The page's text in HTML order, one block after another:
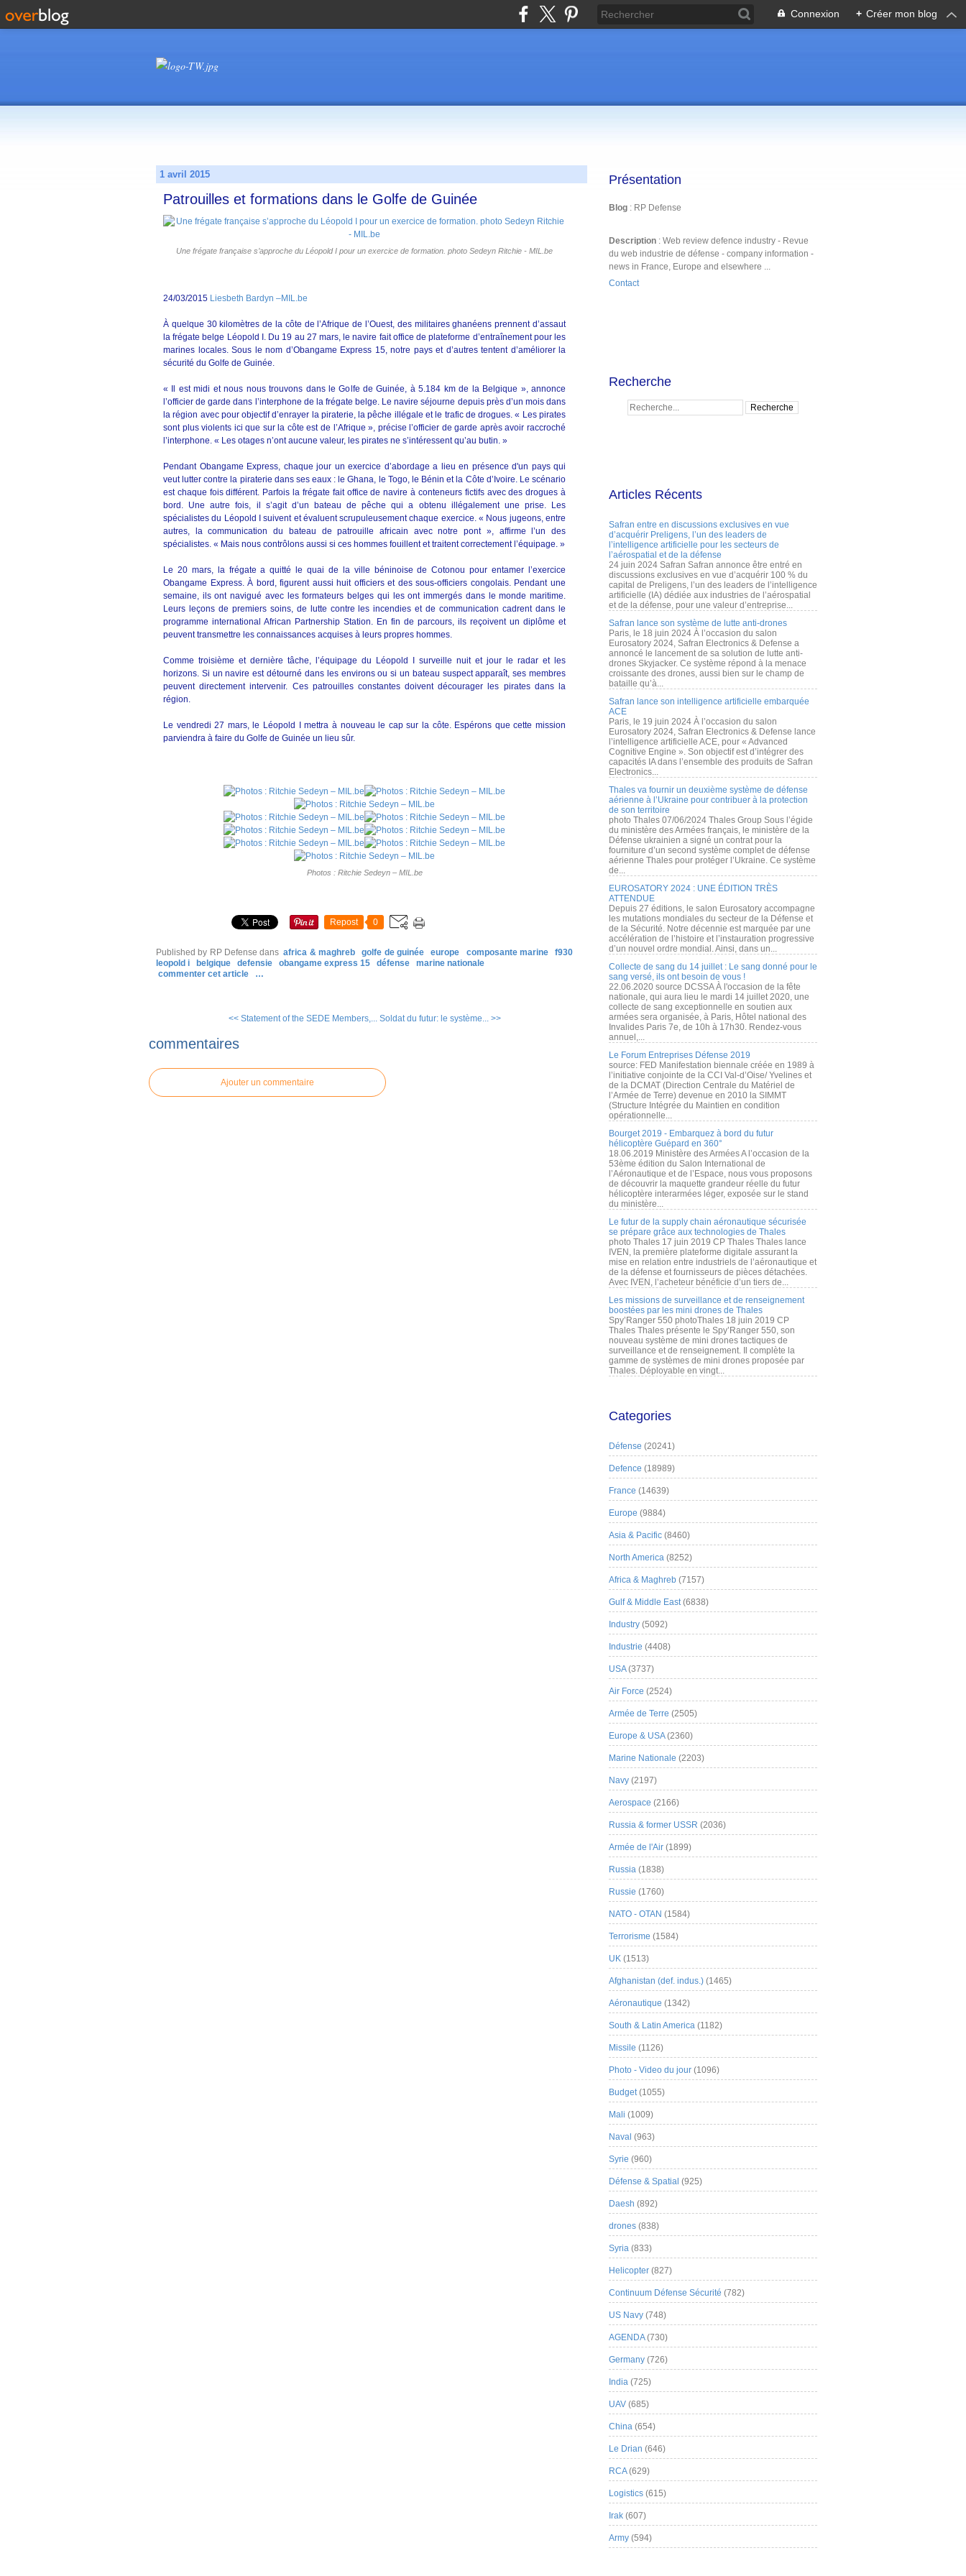
Connexion + Créer mon blog
1 avril 2015
Patrouilles et formations dans le Golfe de Guinée
Une frégate française s’approche du Léopold I pour un exercice de formation. photo Sedeyn Ritchie - MIL.be
24/03/2015 Liesbeth Bardyn –MIL.be
À quelque 30 kilomètres de la côte de l’Afrique de l’Ouest, des militaires ghanéens prennent d’assaut
la frégate belge Léopold I. Du 19 au 27 mars, le navire fait office de plateforme d’entraînement pour les
marines locales. Sous le nom d’Obangame Express 15, notre pays et d’autres tentent d’améliorer la
sécurité du Golfe de Guinée.
« Il est midi et nous nous trouvons dans le Golfe de Guinée, à 5.184 km de la Belgique », annonce
l’officier de garde dans l’interphone de la frégate belge. Le navire séjourne depuis près d’un mois dans
la région avec pour objectif d’enrayer la piraterie, la pêche illégale et le trafic de drogues. « Les pirates
sont plus violents ici que sur la côte est de l’Afrique », précise l’officier de garde après avoir raccroché
l’interphone. « Les otages n’ont aucune valeur, les pirates ne s’intéressent qu’au butin. »
Pendant Obangame Express, chaque jour un exercice d’abordage a lieu en présence d'un pays qui
veut lutter contre la piraterie dans ses eaux : le Ghana, le Togo, le Bénin et la Côte d’Ivoire. Le scénario
est chaque fois différent. Parfois la frégate fait office de navire à conteneurs fictifs avec des drogues à
bord. Une autre fois, il s’agit d’un bateau de pêche qui a obtenu illégalement une prise. Les
spécialistes du Léopold I suivent et évaluent scrupuleusement chaque exercice. « Nous jugeons, entre
autres, la communication du bateau de patrouille africain avec notre pont », affirme l’un des
spécialistes. « Mais nous contrôlons aussi si ces hommes fouillent et traitent correctement l’équipage. »
Le 20 mars, la frégate a quitté le quai de la ville béninoise de Cotonou pour entamer l’exercice
Obangame Express. À bord, figurent aussi huit officiers et des sous-officiers congolais. Pendant une
semaine, ils ont navigué avec les formateurs belges qui les ont immergés dans le monde maritime.
Leurs leçons de premiers soins, de lutte contre les incendies et de communication cadrent dans le
programme international African Partnership Station. En fin de parcours, ils reçoivent un diplôme et
peuvent transmettre les connaissances acquises à leurs propres hommes.
Comme troisième et dernière tâche, l’équipage du Léopold I surveille nuit et jour le radar et les
horizons. Si un navire est détourné dans les environs ou si un bateau suspect apparaît, ses membres
peuvent directement intervenir. Ces patrouilles constantes doivent décourager les pirates dans la
région.
Le vendredi 27 mars, le Léopold I mettra à nouveau le cap sur la côte. Espérons que cette mission
parviendra à faire du Golfe de Guinée un lieu sûr.
Photos : Ritchie Sedeyn – MIL.be
Repost 0
Published by RP Defense dans africa & maghreb golfe de guinée europe composante marine
f930
leopold i
belgique defensie obangame express 15 défense
marine nationale
commenter cet article
…
<< Statement of the SEDE Members,... Soldat du futur: le système... >>
commentaires
Ajouter un commentaire
Présentation
Blog : RP Defense
Description : Web review defence industry - Revue
du web industrie de défense - company information -
news in France, Europe and elsewhere ...
Contact
Recherche
Articles Récents
Safran entre en discussions exclusives en vue
d’acquérir Preligens, l’un des leaders de
l’intelligence artificielle pour les secteurs de
l’aérospatial et de la défense
24 juin 2024 Safran Safran annonce être entré en
discussions exclusives en vue d’acquérir 100 % du
capital de Preligens, l’un des leaders de l’intelligence
artificielle (IA) dédiée aux industries de l’aérospatial
et de la défense, pour une valeur d’entreprise...
Safran lance son système de lutte anti-drones
Paris, le 18 juin 2024 À l’occasion du salon
Eurosatory 2024, Safran Electronics & Defense a
annoncé le lancement de sa solution de lutte anti-
drones Skyjacker. Ce système répond à la menace
croissante des drones, aussi bien sur le champ de
bataille qu’à...
Safran lance son intelligence artificielle embarquée
ACE
Paris, le 19 juin 2024 À l’occasion du salon
Eurosatory 2024, Safran Electronics & Defense lance
l’intelligence artificielle ACE, pour « Advanced
Cognitive Engine ». Son objectif est d’intégrer des
capacités IA dans l’ensemble des produits de Safran
Electronics...
Thales va fournir un deuxième système de défense
aérienne à l’Ukraine pour contribuer à la protection
de son territoire
photo Thales 07/06/2024 Thales Group Sous l’égide
du ministère des Armées français, le ministère de la
Défense ukrainien a signé un contrat pour la
fourniture d’un second système complet de défense
aérienne Thales pour protéger l’Ukraine. Ce système
de...
EUROSATORY 2024 : UNE ÉDITION TRÈS
ATTENDUE
Depuis 27 éditions, le salon Eurosatory accompagne
les mutations mondiales du secteur de la Défense et
de la Sécurité. Notre décennie est marquée par une
accélération de l’histoire et l’instauration progressive
d’un nouvel ordre mondial. Ainsi, dans un...
Collecte de sang du 14 juillet : Le sang donné pour le
sang versé, ils ont besoin de vous !
22.06.2020 source DCSSA À l'occasion de la fête
nationale, qui aura lieu le mardi 14 juillet 2020, une
collecte de sang exceptionnelle en soutien aux
armées sera organisée, à Paris, Hôtel national des
Invalides Paris 7e, de 10h à 17h30. Rendez-vous
annuel,...
Le Forum Entreprises Défense 2019
source: FED Manifestation biennale créée en 1989 à
l’initiative conjointe de la CCI Val-d’Oise/ Yvelines et
de la DCMAT (Direction Centrale du Matériel de
l’Armée de Terre) devenue en 2010 la SIMMT
(Structure Intégrée du Maintien en condition
opérationnelle...
Bourget 2019 - Embarquez à bord du futur
hélicoptère Guépard en 360°
18.06.2019 Ministère des Armées A l’occasion de la
53ème édition du Salon International de
l’Aéronautique et de l’Espace, nous vous proposons
de découvrir la maquette grandeur réelle du futur
hélicoptère interarmées léger, exposée sur le stand
du ministère...
Le futur de la supply chain aéronautique sécurisée
se prépare grâce aux technologies de Thales
photo Thales 17 juin 2019 CP Thales Thales lance
IVEN, la première plateforme digitale assurant la
mise en relation entre industriels de l’aéronautique et
de la défense et fournisseurs de pièces détachées.
Avec IVEN, l’acheteur bénéficie d’un tiers de...
Les missions de surveillance et de renseignement
boostées par les mini drones de Thales
Spy’Ranger 550 photoThales 18 juin 2019 CP
Thales Thales présente le Spy’Ranger 550, son
nouveau système de mini drones tactiques de
surveillance et de renseignement. Il complète la
gamme de systèmes de mini drones proposée par
Thales. Déployable en vingt...
Categories
Défense (20241)
Defence (18989)
France (14639)
Europe (9884)
Asia & Pacific (8460)
North America (8252)
Africa & Maghreb (7157)
Gulf & Middle East(6838)
Industry (5092)
Industrie (4408)
USA(3737)
Air Force (2524)
Armée de Terre (2505)
Europe & USA(2360)
Marine Nationale (2203)
Navy (2197)
Aerospace (2166)
Russia & former USSR (2036)
Armée de l'Air (1899)
Russia (1838)
Russie (1760)
NATO - OTAN (1584)
Terrorisme (1584)
UK (1513)
Afghanistan (def. indus.) (1465)
Aéronautique (1342)
South & Latin America (1182)
Missile (1126)
Photo - Video du jour (1096)
Budget(1055)
Mali (1009)
Naval (963)
Syrie (960)
Défense & Spatial (925)
Daesh (892)
drones (838)
Syria (833)
Helicopter (827)
Continuum Défense Sécurité (782)
US Navy (748)
AGENDA(730)
Germany (726)
India (725)
UAV (685)
China (654)
Le Drian (646)
RCA(629)
Logistics (615)
Irak (607)
Army (594)